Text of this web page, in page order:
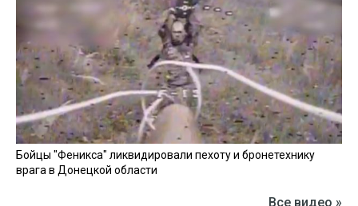
Бойцы "Феникса" ликвидировали пехоту и бронетехнику
врага в Донецкой области
Все видео »